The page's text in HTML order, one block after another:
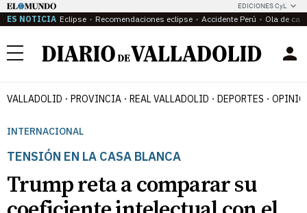
EDICIONES CyL
ES NOTICIA Eclipse Recomendaciones eclipse Accidente Perú Ola de
Menú
VALLADOLID PROVINCIA REAL VALLADOLID DEPORTES
INTERNACIONAL
TENSIÓN EN LA CASA BLANCA
Trump reta a comparar su